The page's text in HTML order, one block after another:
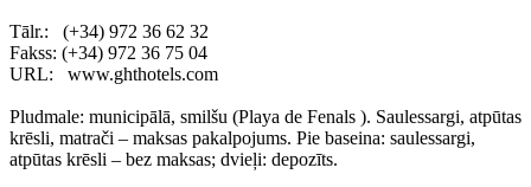
Tālr.: (+34) 972 36 62 32
Fаkss: (+34) 972 36 75 04
URL: www.ghthotels.com
Pludmale: municipālā, smilšu (Playa de Fenals ). Saulessargi, atpūtas
krēsli, matrači – maksas pakalpojums. Pie baseina: saulessargi,
atpūtas krēsli – bez maksas; dvieļi: depozīts.